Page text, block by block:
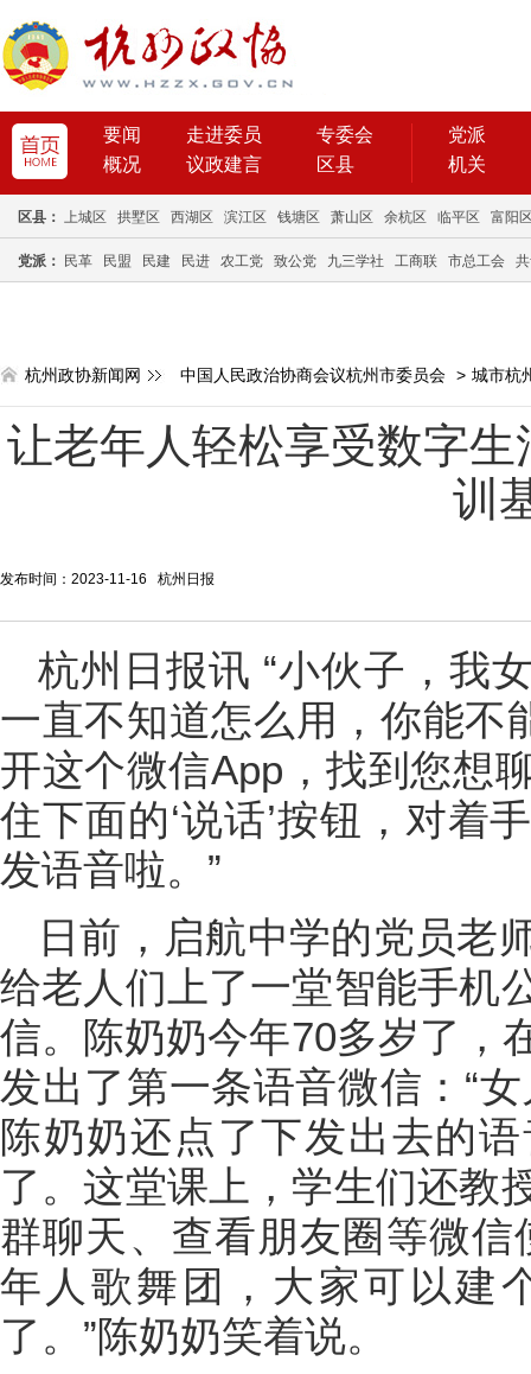
要闻 走进委员
专委会
概况
议政建言 区县
党派
机关
区县： 上城区 拱墅区 西湖区 滨江区 钱塘区 萧山区 余杭区 临平区 富阳
党派： 民革 民盟 民建 民进 农工党 致公党 九三学社 工商联 市总工会
杭州政协新闻网 中国人民政治协商会议杭州市委员会 > 城市杭
让老年人轻松享受数字
训
发布时间：2023-11-16 杭州日报
杭州日报讯 “小伙子，我
一直不知道怎么用，你能不
开这个微信App，找到您想
住下面的‘说话’按钮，对着
发语音啦。”
日前，启航中学的党员老
给老人们上了一堂智能手机
信。陈奶奶今年70多岁了，
发出了第一条语音微信：“
陈奶奶还点了下发出去的
了。这堂课上，学生们还教
群聊天、查看朋友圈等微
年人歌舞团，大家可以建
了。”陈奶奶笑着说。